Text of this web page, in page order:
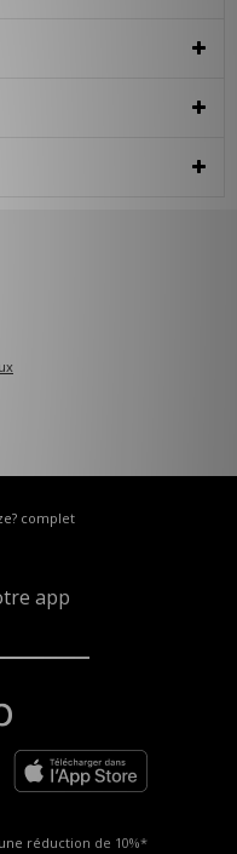
complet
app
réduction de 10%*